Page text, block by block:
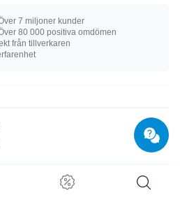
7 miljoner kunder
80 000 positiva omdömen
från tillverkaren